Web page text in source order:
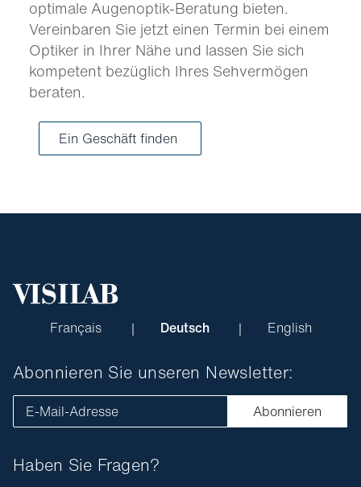
optimale Augenoptik-Beratung bieten.
Vereinbaren Sie jetzt einen Termin bei einem
Optiker in Ihrer Nähe und lassen Sie sich
kompetent bezüglich Ihres Sehvermögen
beraten.
Ein Geschäft finden
Français Deutsch English
Haben Sie Fragen?
Abonnieren Sie unseren Newsletter:
E-Mail-Adresse Abonnieren